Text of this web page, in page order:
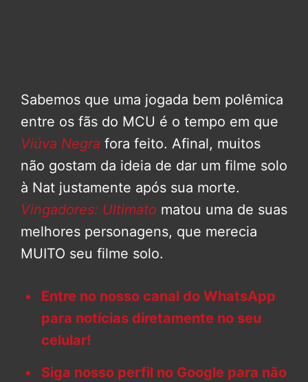
Sabemos que uma jogada bem polêmica
entre os fãs do MCU é o tempo em que
Viúva Negra fora feito. Afinal, muitos
não gostam da ideia de dar um filme solo
à Nat justamente após sua morte.
Vingadores: Ultimato matou uma de suas
melhores personagens, que merecia
MUITO seu filme solo.
Entre no nosso canal do WhatsApp
para notícias diretamente no seu
celular!
Siga nosso perfil no Google para não